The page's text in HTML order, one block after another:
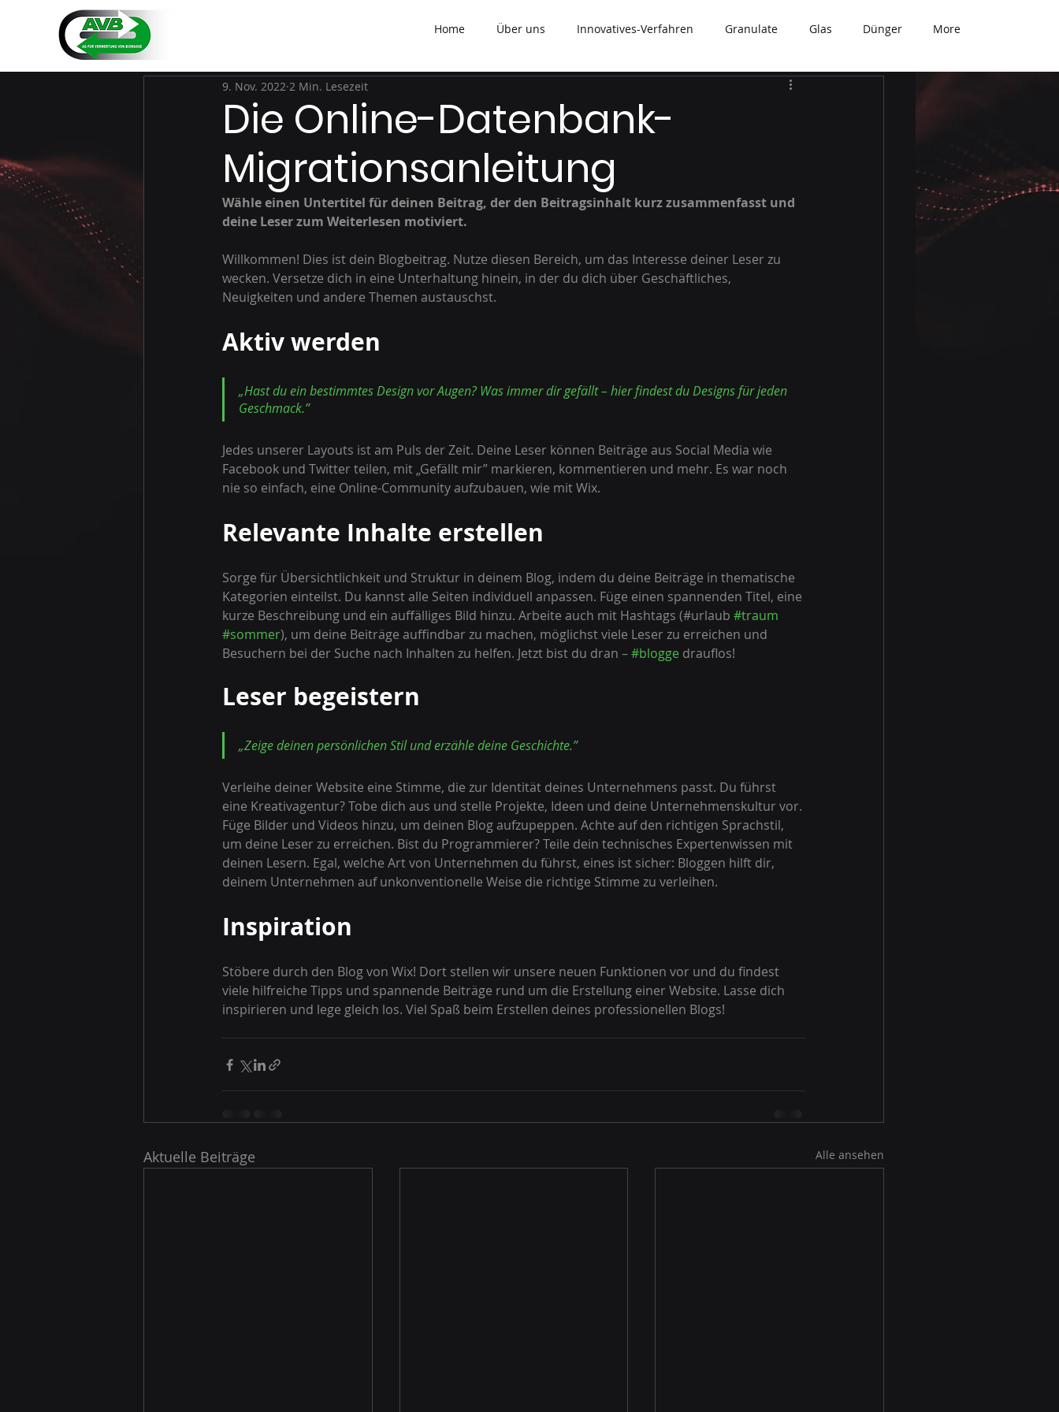
Home Über uns Innovatives-Verfahren Granulate Glas Dünger More
Die Online-Datenbank-
Migrationsanleitung
9. Nov. 2022 2 Min. Lesezeit
Wähle einen Untertitel für deinen Beitrag, der den Beitragsinhalt kurz zusammenfasst und
deine Leser zum Weiterlesen motiviert.
Willkommen! Dies ist dein Blogbeitrag. Nutze diesen Bereich, um das Interesse deiner Leser zu
wecken. Versetze dich in eine Unterhaltung hinein, in der du dich über Geschäftliches,
Neuigkeiten und andere Themen austauschst.
Aktiv werden
„Hast du ein bestimmtes Design vor Augen? Was immer dir gefällt – hier findest du Designs für jeden
Geschmack.”
Jedes unserer Layouts ist am Puls der Zeit. Deine Leser können Beiträge aus Social Media wie
Facebook und Twitter teilen, mit „Gefällt mir” markieren, kommentieren und mehr. Es war noch
nie so einfach, eine Online-Community aufzubauen, wie mit Wix.
Relevante Inhalte erstellen
Sorge für Übersichtlichkeit und Struktur in deinem Blog, indem du deine Beiträge in thematische
Kategorien einteilst. Du kannst alle Seiten individuell anpassen. Füge einen spannenden Titel, eine
kurze Beschreibung und ein auffälliges Bild hinzu. Arbeite auch mit Hashtags (#urlaub #traum
#sommer), um deine Beiträge auffindbar zu machen, möglichst viele Leser zu erreichen und
Besuchern bei der Suche nach Inhalten zu helfen. Jetzt bist du dran – #blogge drauflos!
Leser begeistern
„Zeige deinen persönlichen Stil und erzähle deine Geschichte.”
Verleihe deiner Website eine Stimme, die zur Identität deines Unternehmens passt. Du führst
eine Kreativagentur? Tobe dich aus und stelle Projekte, Ideen und deine Unternehmenskultur vor.
Füge Bilder und Videos hinzu, um deinen Blog aufzupeppen. Achte auf den richtigen Sprachstil,
um deine Leser zu erreichen. Bist du Programmierer? Teile dein technisches Expertenwissen mit
deinen Lesern. Egal, welche Art von Unternehmen du führst, eines ist sicher: Bloggen hilft dir,
deinem Unternehmen auf unkonventionelle Weise die richtige Stimme zu verleihen.
Inspiration
Stöbere durch den Blog von Wix! Dort stellen wir unsere neuen Funktionen vor und du findest
viele hilfreiche Tipps und spannende Beiträge rund um die Erstellung einer Website. Lasse dich
inspirieren und lege gleich los. Viel Spaß beim Erstellen deines professionellen Blogs!
Aktuelle Beiträge Alle ansehen